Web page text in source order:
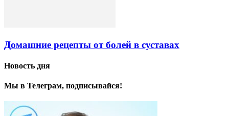
Домашние рецепты от болей в суставах
Новость дня
Мы в Телеграм, подписывайся!